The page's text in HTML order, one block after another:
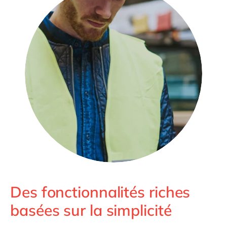
Des fonctionnalités riches
basées sur la simplicité